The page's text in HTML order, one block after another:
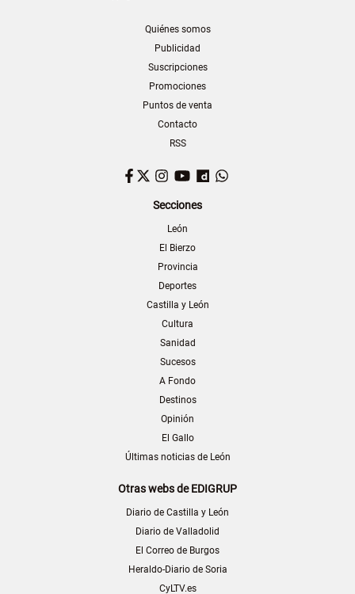
Quiénes somos
Publicidad
Suscripciones
Promociones
Puntos de venta
Contacto
RSS
Facebook
TwitterInstagram
YouTubeDailymotion
Secciones
León
El Bierzo
Provincia
Deportes
Castilla y León
Cultura
Sanidad
Sucesos
A Fondo
Destinos
Opinión
El Gallo
Últimas noticias de León
Otras webs de EDIGRUP
Diario de Castilla y León
Diario de Valladolid
El Correo de Burgos
Heraldo-Diario de Soria
CyLTV.es